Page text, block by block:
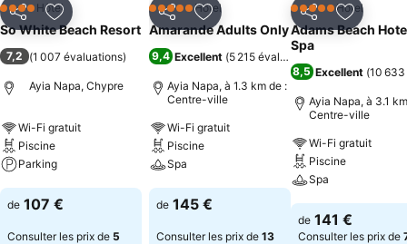
PartagerAjouter à mes favoris
4 ÉtoilesHôtel
So White Beach Resort
7,2 (1 007 évaluations)
Ayia Napa, Chypre
Wi-Fi gratuit
Piscine
Parking
Consulter les prix
de 107 €
Consulter les prix de 5
PartagerAjouter à mes favoris
5 Étoiles Hôtel
Amarande Adults Only
9,4 Excellent (5 215 évaluations
Ayia Napa, à 1.3 km de :
Centre-ville
Wi-Fi gratuit
Piscine
Spa
Consulter les prix
de 145 €
Consulter les prix de 13
PartagerAjouter
5 Étoiles Hôtel
Adams Beach
Spa
8,5 Excellent (10
Ayia Napa, à 3.1
Centre-ville
Wi-Fi gratuit
Piscine
Spa
Consulter les
de 141 €
Consulter les prix de